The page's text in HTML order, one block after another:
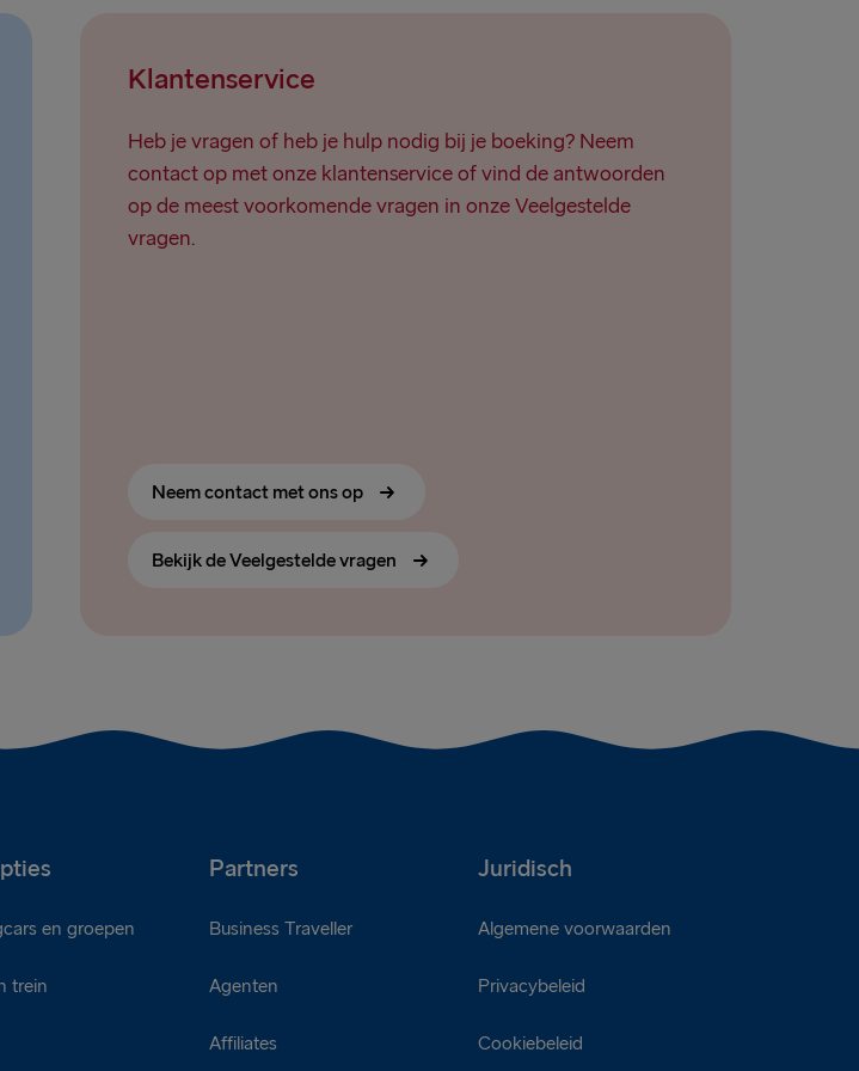
Klantenservice
Heb je vragen of heb je hulp nodig bij je boeking? Neem
contact op met onze klantenservice of vind de antwoorden
op de meest voorkomende vragen in onze Veelgestelde
vragen.
Neem contact met ons op
Bekijk de Veelgestelde vragen
Partners Juridisch
en groepen
trein
Business Traveller
Agenten
Affiliates
Algemene voorwaarden
Privacybeleid
Cookiebeleid